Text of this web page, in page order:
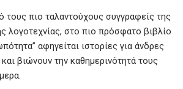
τους πιο ταλαντούχους συγγραφείς της
λογοτεχνίας, στο πιο πρόσφατο βιβλίο
αφηγείται ιστορίες για άνδρες
βιώνουν την καθημερινότητά τους